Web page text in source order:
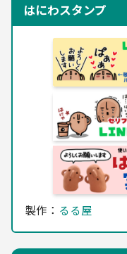
はにわスタンプ
製作： るる屋